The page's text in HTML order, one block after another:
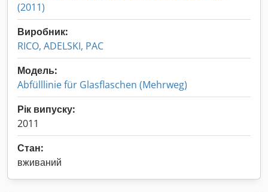
(2011)
Виробник:
RICO, ADELSKI, PAC
Модель:
Abfülllinie für Glasflaschen (Mehrweg)
Рік випуску:
2011
Стан:
вживаний